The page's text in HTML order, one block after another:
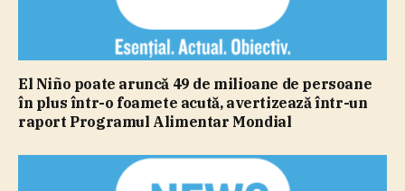
El Niño poate aruncă 49 de milioane de persoane
în plus într-o foamete acută, avertizează într-un
raport Programul Alimentar Mondial